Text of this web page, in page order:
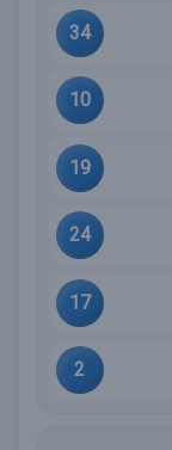
34
10
19
24
17
2